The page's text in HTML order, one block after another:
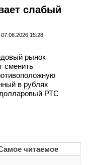
слабый
07.08.2026 15:28
рынок
сменить
в рублях
РТС
читаемое